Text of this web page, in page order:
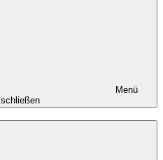
Menü
schließen